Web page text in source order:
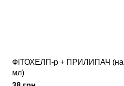
ФІТОХЕЛП-р + ПРИЛИПАЧ
мл)